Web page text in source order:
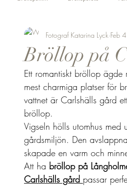
Fotografering stadshuset
Bröllop på
Fotograf Katarina Lyck Feb 4
Ett romantiskt bröllop ägde
mest charmiga platser för
vattnet är Carlshälls gård
bröllop.
Vigseln hölls utomhus
gårdsmiljön. Den
skapade en varm och
Att ha bröllop på
Carlshälls gård passar